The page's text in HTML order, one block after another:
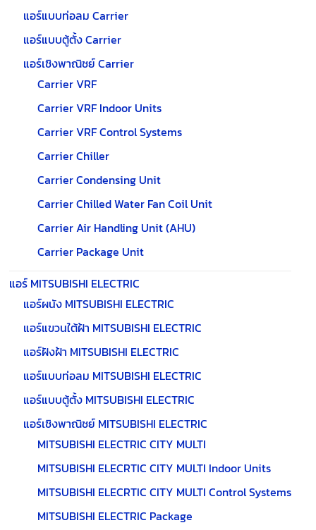
แอร์แบบท่อลม Carrier
แอร์แบบตู้ตั้ง Carrier
แอร์เชิงพาณิชย์ Carrier
Carrier VRF
Carrier VRF Indoor Units
Carrier VRF Control Systems
Carrier Chiller
Carrier Condensing Unit
Carrier Chilled Water Fan Coil Unit
Carrier Air Handling Unit (AHU)
Carrier Package Unit
แอร์ MITSUBISHI ELECTRIC
แอร์ผนัง MITSUBISHI ELECTRIC
แอร์แขวนใต้ฝ้า MITSUBISHI ELECTRIC
แอร์ฝังฝ้า MITSUBISHI ELECTRIC
แอร์แบบท่อลม MITSUBISHI ELECTRIC
แอร์แบบตู้ตั้ง MITSUBISHI ELECTRIC
แอร์เชิงพาณิชย์ MITSUBISHI ELECTRIC
MITSUBISHI ELECTRIC CITY MULTI
MITSUBISHI ELECRTIC CITY MULTI Indoor Units
MITSUBISHI ELECRTIC CITY MULTI Control Systems
MITSUBISHI ELECTRIC Package